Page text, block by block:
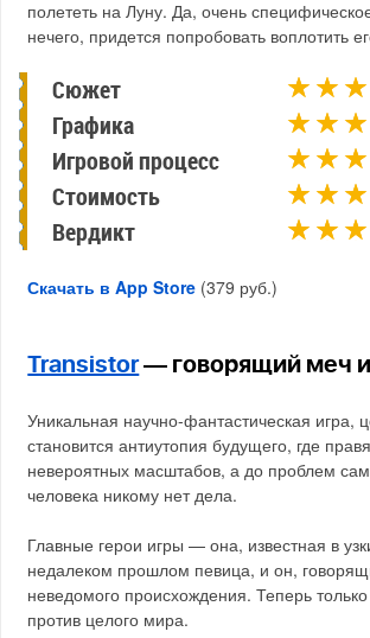
полететь на Луну. Да, очень
нечего, придется попробовать воплотить
Сюжет
Графика
Игровой процесс
Стоимость
Вердикт
Скачать в App Store (379 руб.)
Transistor— говорящий меч
Уникальная научно-фантастическая игра,
становится антиутопия будущего, где
невероятных масштабов, а до проблем
человека никому нет дела.
Главные герои игры — она, известная в
недалеком прошлом певица, и он,
неведомого происхождения. Теперь
против целого мира.